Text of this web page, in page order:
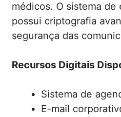
médicos. O sistema
possui criptografia
segurança das
Recursos Digitais
Sistema de
E-mail